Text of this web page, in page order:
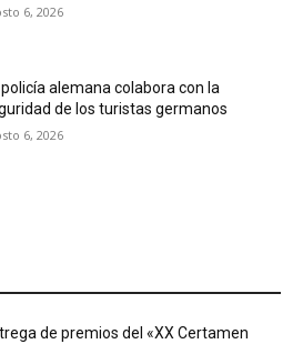
6, 2026
policía alemana colabora con la
de los turistas germanos
6, 2026
de premios del «XX Certamen